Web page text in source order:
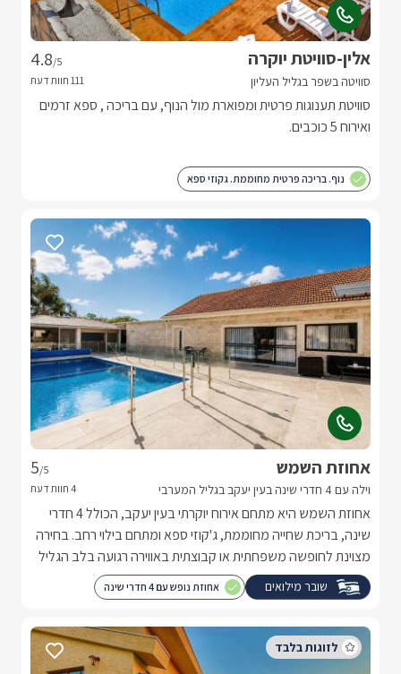
אלין-סוויטת יוקרה
סוויטה בשפר בגליל העליון
4.8/5
סוויטת תענוגות פרטית ומפוארת מול הנוף, עם בריכה , ספא זרמים
ואירוח 5 כוכבים.
נוף. בריכה פרטית מחוממת. גקוזי ספא
אחוזת השמש
וילה עם 4 חדרי שינה בעין יעקב בגליל המערבי
5/5
אחוזת השמש היא מתחם אירוח יוקרתי בעין יעקב, הכולל 4 חדרי
שינה, בריכת שחייה מחוממת, ג'קוזי ספא ומתחם בילוי רחב. בחירה
מצוינת לחופשה משפחתית או קבוצתית באווירה רגועה בלב הגליל
המערבי.שובר מילואים אחוזת נופש עם 4 חדרי שינה